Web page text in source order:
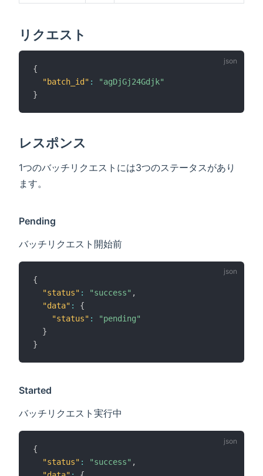
リクエスト
{
"batch_id" :
"agDjGj24Gdjk"
}
レスポンス
1つのバッチリクエストには3つのステータスがあり
ます。
Pending
バッチリクエスト開始前
{
"status" : "success" ,
"data" :
{
"status" :
"pending"
}
}
Started
バッチリクエスト実行中
{
"status" : "success" ,